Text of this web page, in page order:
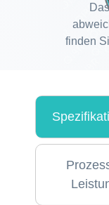
finden